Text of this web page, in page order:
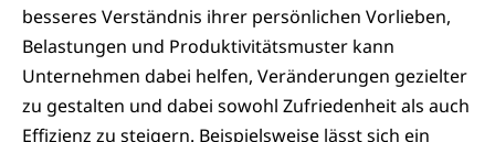
besseres Verständnis ihrer persönlichen Vorlieben,
Belastungen und Produktivitätsmuster kann
Unternehmen dabei helfen, Veränderungen gezielter
zu gestalten und dabei sowohl Zufriedenheit als auch
Effizienz zu steigern. Beispielsweise lässt sich ein